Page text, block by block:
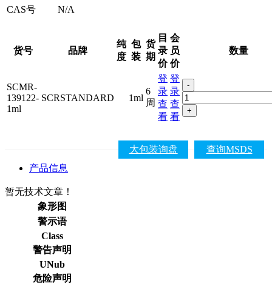
CAS号
N/A
货号 品牌
纯
度
包
装
货
期
目
录
价
会
员
价
数量
SCMR-
139122-
1ml
SCRSTANDARD 1ml
6
周
登
录
查
看
登
录
查
看
-
+
查询MSDS
大包装询盘
产品信息
暂无技术文章！
象形图
警示语
Class
警告声明
UNub
危险声明